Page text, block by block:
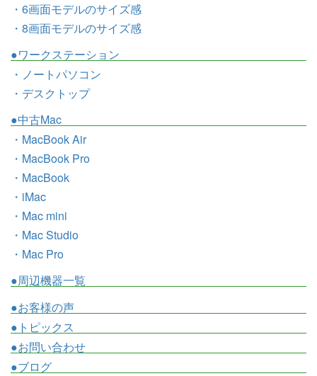
・6画面モデルのサイズ感
・8画面モデルのサイズ感
●ワークステーション
・ノートパソコン
・デスクトップ
●中古Mac
・MacBook Air
・MacBook Pro
・MacBook
・iMac
・Mac mini
・Mac Studio
・Mac Pro
●周辺機器一覧
●お客様の声
●トピックス
●お問い合わせ
●ブログ